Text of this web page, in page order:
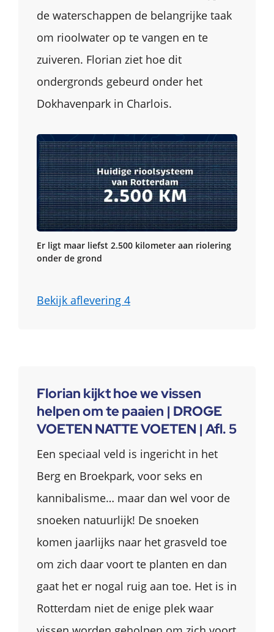
de waterschappen de belangrijke taak
om rioolwater op te vangen en te
zuiveren. Florian ziet hoe dit
ondergronds gebeurd onder het
Dokhavenpark in Charlois.
Er ligt maar liefst 2.500 kilometer aan riolering
onder de grond
Bekijk aflevering 4
Florian kijkt hoe we vissen
helpen om te paaien | DROGE
VOETEN NATTE VOETEN | Afl. 5
Een speciaal veld is ingericht in het
Berg en Broekpark, voor seks en
kannibalisme… maar dan wel voor de
snoeken natuurlijk! De snoeken
komen jaarlijks naar het grasveld toe
om zich daar voort te planten en dan
gaat het er nogal ruig aan toe. Het is in
Rotterdam niet de enige plek waar